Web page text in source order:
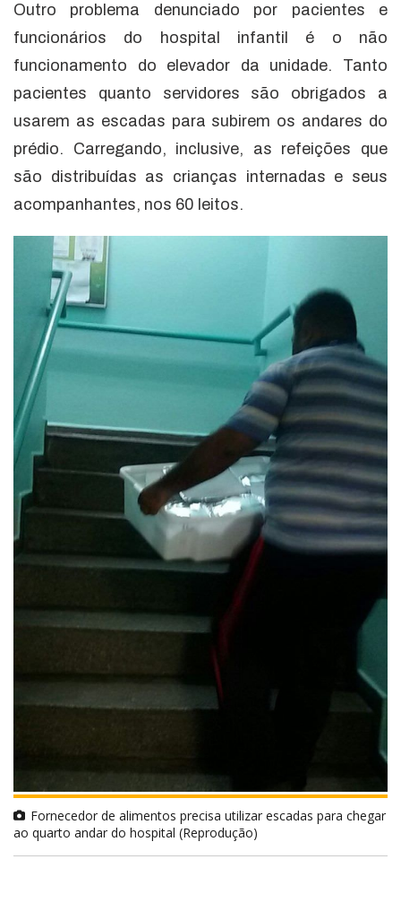
Outro problema denunciado por pacientes e
funcionários do hospital infantil é o não
funcionamento do elevador da unidade. Tanto
pacientes quanto servidores são obrigados a
usarem as escadas para subirem os andares do
prédio. Carregando, inclusive, as refeições que
são distribuídas as crianças internadas e seus
acompanhantes, nos 60 leitos.
Fornecedor de alimentos precisa utilizar escadas para chegar
ao quarto andar do hospital (Reprodução)